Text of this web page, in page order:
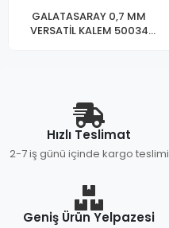
GALATASARAY 0,7 MM
VERSATİL KALEM 50034
Hızlı Teslimat
2-7 iş günü içinde kargo teslimi
Geniş Ürün Yelpazesi